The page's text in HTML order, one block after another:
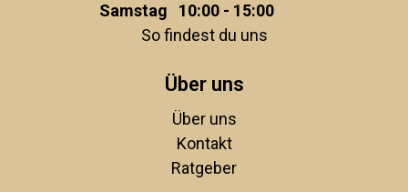
Samstag
10:00 - 15:00
So findest du uns
Über uns
Über uns
Kontakt
Ratgeber